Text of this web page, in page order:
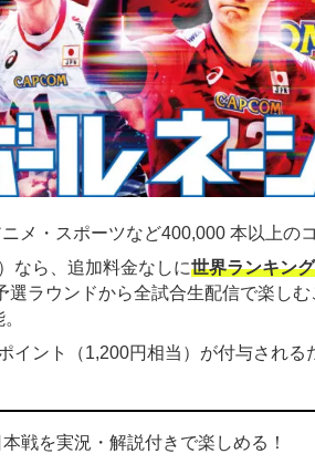
メ・スポーツなど400,000 本以上の
なら、追加料金なしに世界ランキン
選ラウンドから全試合生配信で楽し
イント（1,200円相当）が付与される
戦を実況・解説付きで楽しめる！